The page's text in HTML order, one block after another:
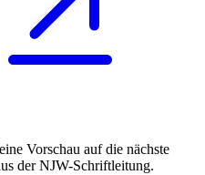
Vorschau auf die nächste
der NJW-Schriftleitung.